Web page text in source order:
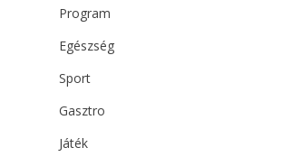
Program
Egészség
Sport
Gasztro
Játék